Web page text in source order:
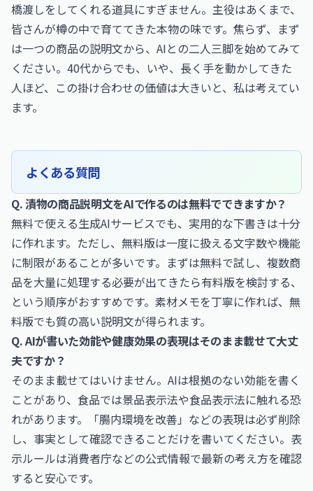
橋渡しをしてくれる道具にすぎません。主役はあくまで、
皆さんが樽の中で育ててきた本物の味です。焦らず、まず
は一つの商品の説明文から、AIとの二人三脚を始めてみて
ください。40代からでも、いや、長く手を動かしてきた
人ほど、この掛け合わせの価値は大きいと、私は考えてい
ます。
よくある質問
Q. 漬物の商品説明文をAIで作るのは無料でできますか？
無料で使える生成AIサービスでも、実用的な下書きは十分
に作れます。ただし、無料版は一度に扱える文字数や機能
に制限があることが多いです。まずは無料で試し、複数商
品を大量に処理する必要が出てきたら有料版を検討する、
という順序がおすすめです。素材メモを丁寧に作れば、無
料版でも質の高い説明文が得られます。
Q. AIが書いた効能や健康効果の表現はそのまま載せて大丈
夫ですか？
そのまま載せてはいけません。AIは根拠のない効能を書く
ことがあり、食品では景品表示法や食品表示法に触れる恐
れがあります。「腸内環境を改善」などの表現は必ず削除
し、事実として確認できることだけを書いてください。表
示ルールは消費者庁などの公式情報で最新の考え方を確認
すると安心です。